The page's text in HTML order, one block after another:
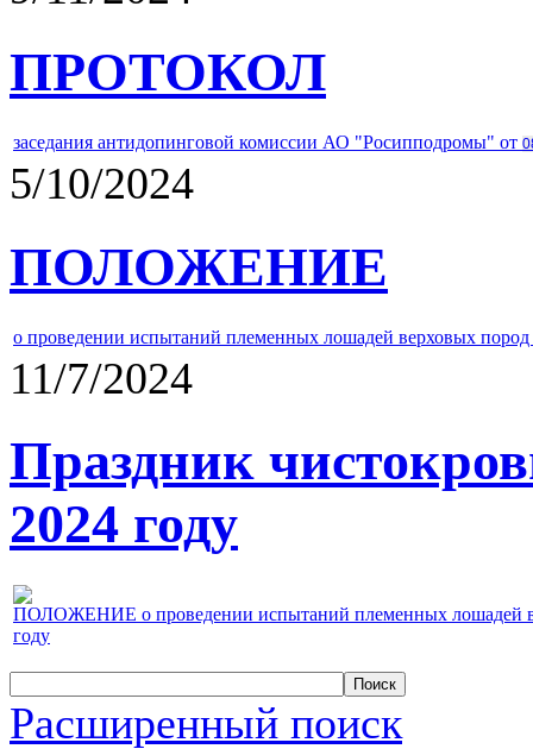
ПРОТОКОЛ
заседания антидопинговой комиссии АО "Росипподромы" от
5/10/2024
ПОЛОЖЕНИЕ
о проведении испытаний племенных лошадей верховых
11/7/2024
Праздник
2024 году
ПОЛОЖЕНИЕ о проведении испытаний племенных лошадей
году
Расширенный поиск